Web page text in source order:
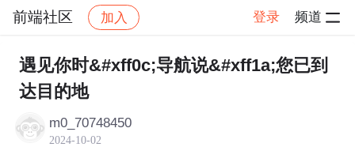
前端社区 加入 登录 频道
社区 前端社区 感慨 帖子详情
遇见你时&#xff0c;导航说&#xff1a;您已到
达目的地
m0_70748450
2024-10-02